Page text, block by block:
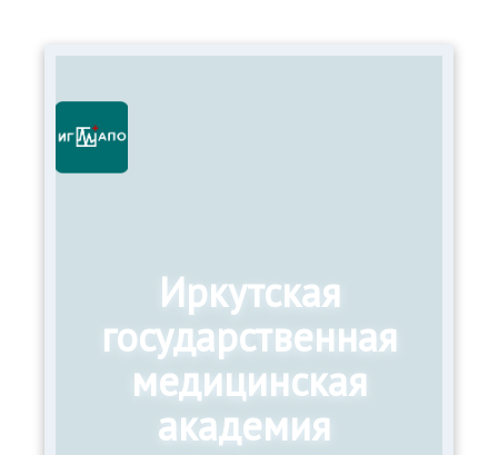
Иркутская
государственная
медицинская
академия